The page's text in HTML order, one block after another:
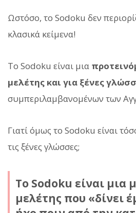
Ωστόσο, το Sodoku δεν
κλασικά κείμενα!
Το Sodoku είναι μια
μελέτης και για ξένες
συμπεριλαμβανομένων των
Γιατί όμως το Sodoku είναι
τις ξένες γλώσσες;
Το Sodoku είναι μια
μελέτης που «δίνει